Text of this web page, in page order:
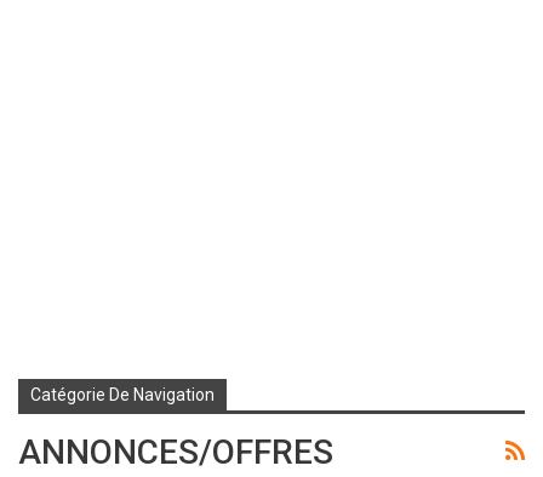
Catégorie De Navigation
ANNONCES/OFFRES